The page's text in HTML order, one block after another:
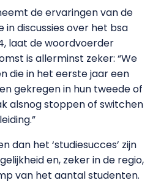
de ervaringen van de
discussies over het bsa
laat de woordvoerder
is allerminst zeker: “We
die in het eerste jaar een
gekregen in hun tweede of
alsnog stoppen of switchen
dan het ‘studiesucces’ zijn
en, zeker in de regio,
van het aantal studenten.